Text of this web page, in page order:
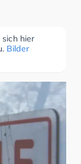
sich hier
Bilder